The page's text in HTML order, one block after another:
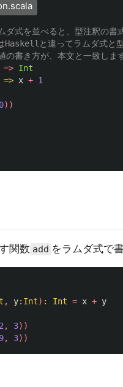
式を並べると、型注釈の書
と違ってラムダ式と型
書き方が、本文と一致しま
=> Int
=> x + 1
0))
関数 add をラムダ式で
, y: Int) : Int = x + y
2 , 3))
9, 3))